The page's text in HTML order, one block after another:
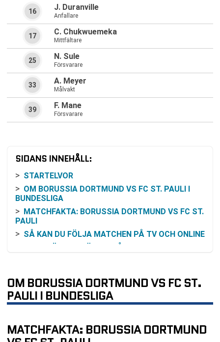
J. Duranville
Anfallare
16
C. Chukwuemeka
Mittfältare
17
N. Sule
Försvarare
25
A. Meyer
Målvakt
33
F. Mane
Försvarare
39
SIDANS INNEHÅLL:
STARTELVOR
OM BORUSSIA DORTMUND VS FC ST. PAULI I
BUNDESLIGA
MATCHFAKTA: BORUSSIA DORTMUND VS FC ST.
PAULI
SÅ KAN DU FÖLJA MATCHEN PÅ TV OCH ONLINE
TABELLÄGET INFÖR OMGÅNG 18
MELLAN LAGEN
ODDSLÄGE OCH FAVORITSKAP
FC ST. PAULI
OM BORUSSIA DORTMUND VS FC ST.
PAULI I BUNDESLIGA
MATCHFAKTA: BORUSSIA DORTMUND